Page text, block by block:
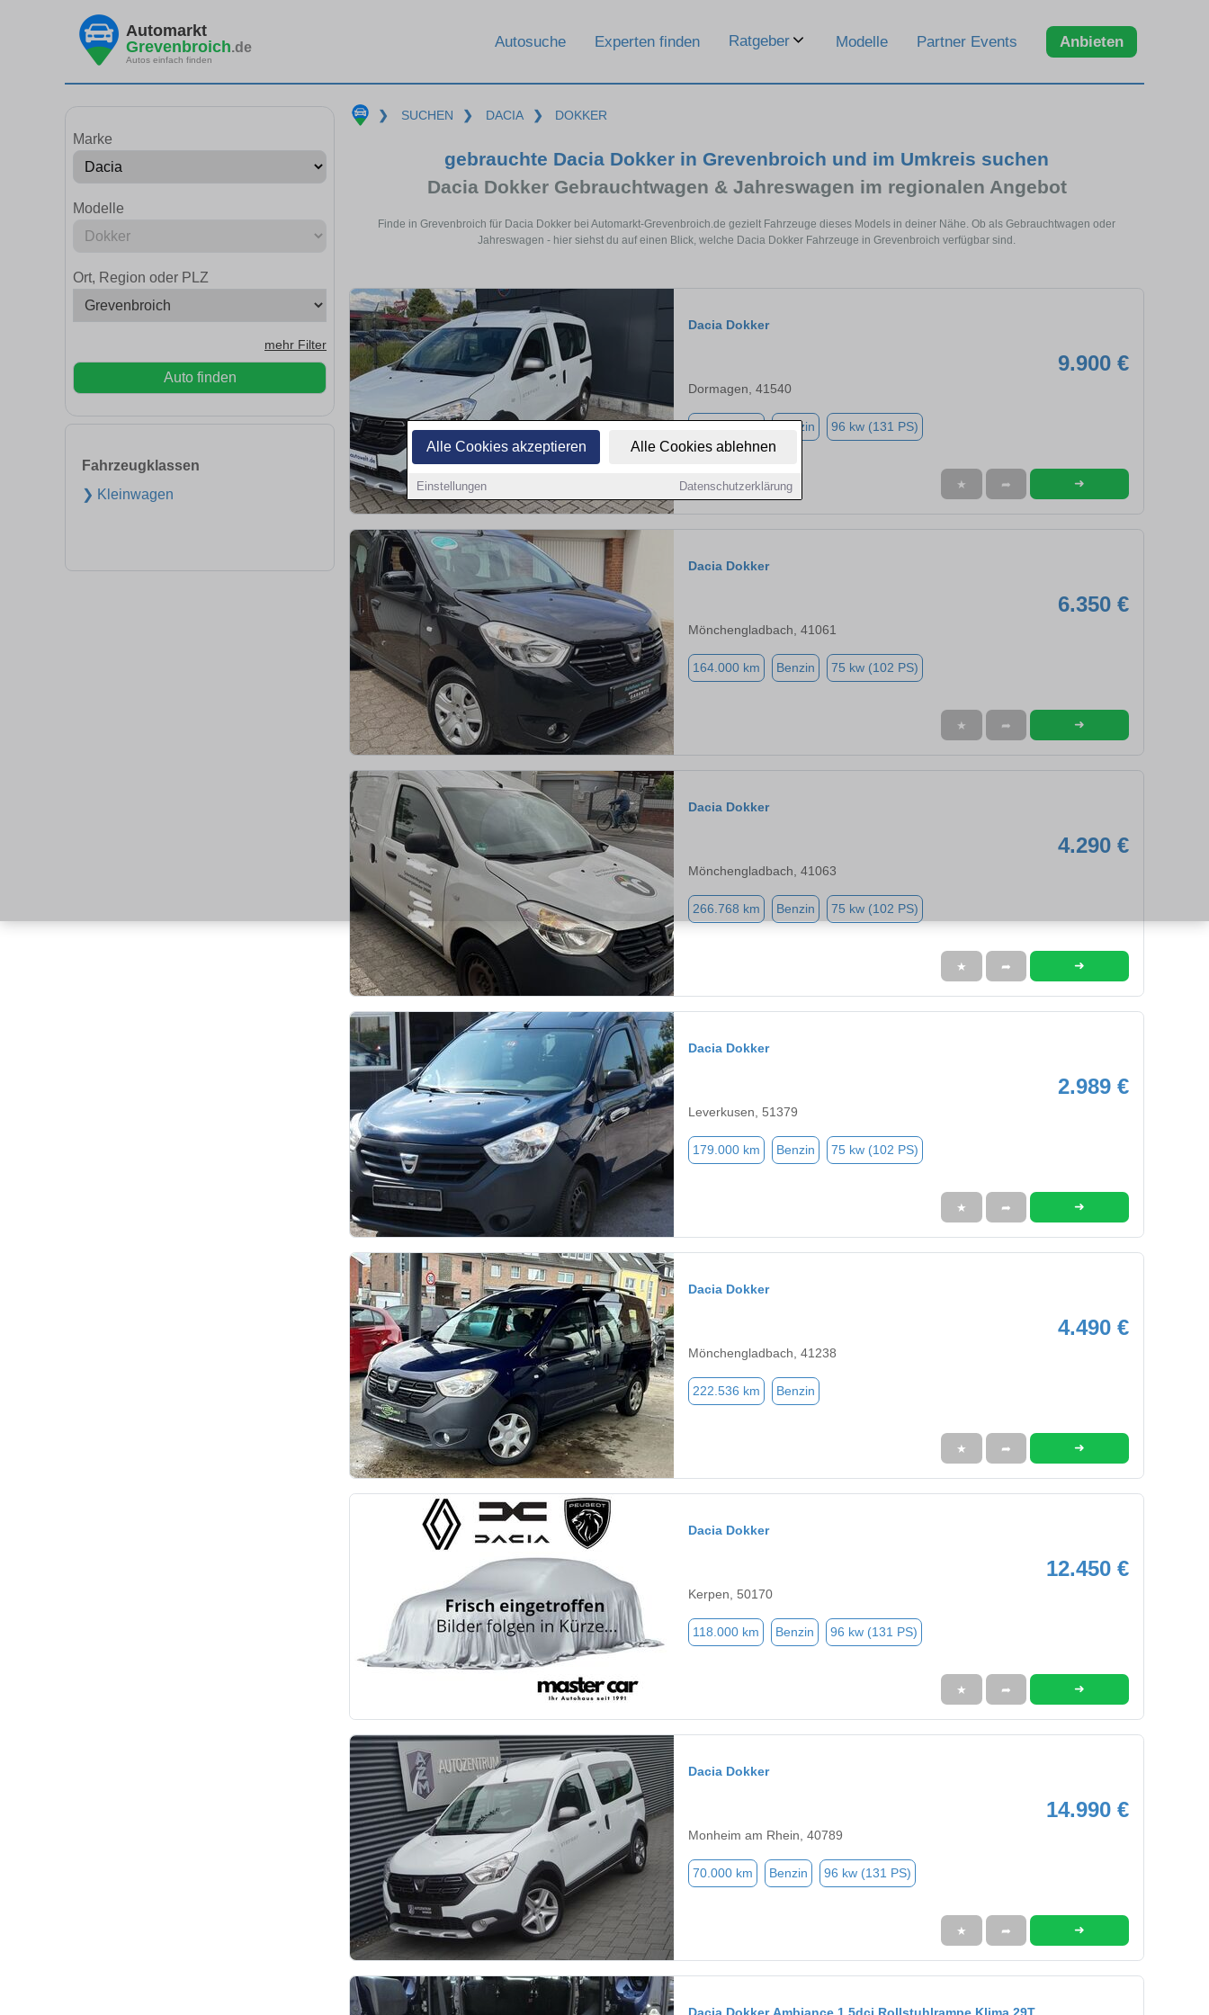
Alle Cookies akzeptieren Alle Cookies ablehnen
Einstellungen Datenschutzerklärung
Automarkt
Grevenbroich.de
Autos einfach finden
Autosuche Experten finden Ratgeber Modelle Partner Events Anbieten
Marke
Modelle
Ort, Region oder PLZ
mehr Filter
Auto finden
Fahrzeugklassen
❯ Kleinwagen
❯ SUCHEN ❯ DACIA ❯ DOKKER
gebrauchte Dacia Dokker in Grevenbroich und im Umkreis suchen
Dacia Dokker Gebrauchtwagen & Jahreswagen im regionalen Angebot
Finde in Grevenbroich für Dacia Dokker bei Automarkt-Grevenbroich.de gezielt Fahrzeuge dieses Models in deiner Nähe. Ob als Gebrauchtwagen oder
Jahreswagen - hier siehst du auf einen Blick, welche Dacia Dokker Fahrzeuge in Grevenbroich verfügbar sind.
Dacia Dokker
9.900 €
Dormagen, 41540
Benzin 96 kw (131 PS)
★ ➦ ➜
Dacia Dokker
6.350 €
Mönchengladbach, 41061
164.000 km Benzin 75 kw (102 PS)
★ ➦ ➜
Dacia Dokker
4.290 €
Mönchengladbach, 41063
266.768 km Benzin 75 kw (102 PS)
★ ➦ ➜
Dacia Dokker
2.989 €
Leverkusen, 51379
179.000 km Benzin 75 kw (102 PS)
★ ➦ ➜
Dacia Dokker
4.490 €
Mönchengladbach, 41238
222.536 km Benzin
★ ➦ ➜
Dacia Dokker
12.450 €
Kerpen, 50170
118.000 km Benzin 96 kw (131 PS)
★ ➦ ➜
Dacia Dokker
14.990 €
Monheim am Rhein, 40789
70.000 km Benzin 96 kw (131 PS)
★ ➦ ➜